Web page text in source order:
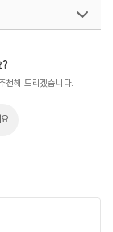
?
천해 드리겠습니다.